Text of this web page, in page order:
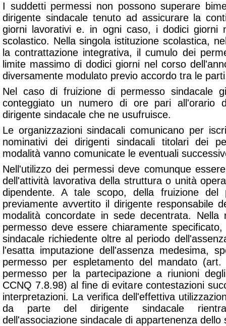
I suddetti permessi non possono superare
dirigente sindacale tenuto ad assicurare la
giorni lavorativi e. in ogni caso, i dodici giorni
scolastico. Nella singola istituzione scolastica,
la contrattazione integrativa, il cumulo dei
limite massimo di dodici giorni nel corso
diversamente modulato previo accordo tra le
Nel caso di fruizione di permesso sindacale
conteggiato un numero di ore pari all'orario
dirigente sindacale che ne usufruisce.
Le organizzazioni sindacali comunicano per
nominativi dei dirigenti sindacali titolari dei
modalità vanno comunicate le eventuali
Nell'utilizzo dei permessi deve comunque
dell'attività lavorativa della struttura o unità
dipendente. A tale scopo, della fruizione del
previamente avvertito il dirigente responsabile
modalità concordate in sede decentrata. Nella
permesso deve essere chiaramente
sindacale richiedente oltre al periodo
l'esatta imputazione dell'assenza medesima,
permesso per espletamento del mandato
permesso per la partecipazione a riunioni
CCNQ 7.8.98) al fine di evitare contestazioni
interpretazioni. La verifica dell'effettiva
da parte del dirigente sindacale
dell'associazione sindacale di appartenenza dello